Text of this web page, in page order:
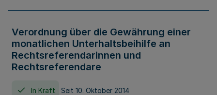
Verordnung über die Gewährung einer
monatlichen Unterhaltsbeihilfe an
Rechtsreferendarinnen und
Rechtsreferendare
In Kraft Seit 10. Oktober 2014